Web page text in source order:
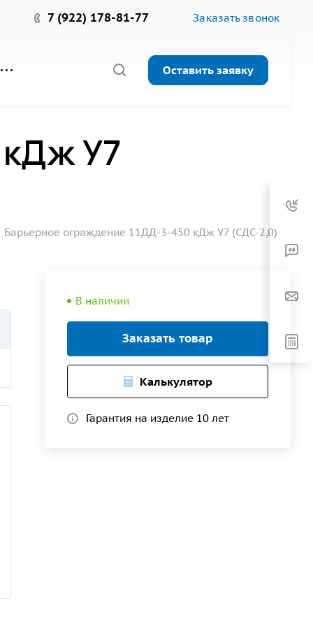
7 (922) 178-81-77 Заказать звонок
Оставить заявку
У7
Барьерное ограждение 11ДД-3-450 кДж У7 (СДС-2,0)
В наличии
Заказать товар
Калькулятор
Гарантия на изделие 10 лет